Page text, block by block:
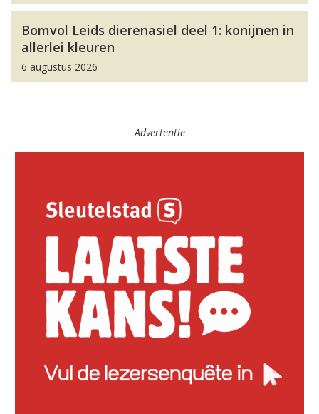
Bomvol Leids dierenasiel deel 1: konijnen in
allerlei kleuren
6 augustus 2026
Advertentie